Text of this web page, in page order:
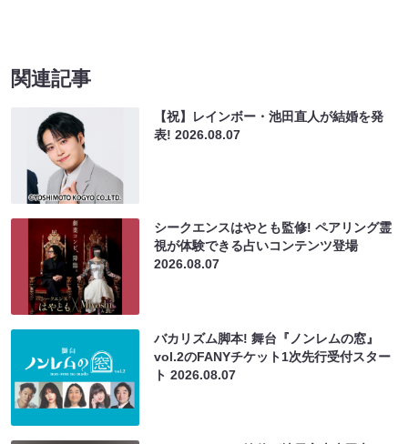
関連記事
【祝】レインボー・池田直人が結婚を発
表!2026.08.07
シークエンスはやとも監修! ペアリング霊
視が体験できる占いコンテンツ登場
2026.08.07
バカリズム脚本! 舞台『ノンレムの窓』
vol.2のFANYチケット1次先行受付スター
ト2026.08.07